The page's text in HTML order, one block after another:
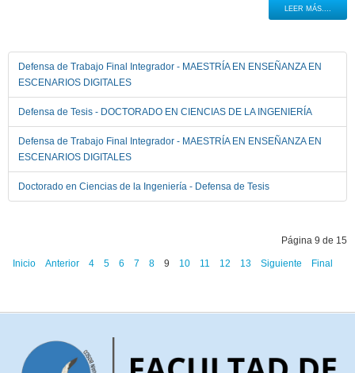
LEER MÁS....
Defensa de Trabajo Final Integrador - MAESTRÍA EN ENSEÑANZA EN
ESCENARIOS DIGITALES
Defensa de Tesis - DOCTORADO EN CIENCIAS DE LA INGENIERÍA
Defensa de Trabajo Final Integrador - MAESTRÍA EN ENSEÑANZA EN
ESCENARIOS DIGITALES
Doctorado en Ciencias de la Ingeniería - Defensa de Tesis
Página 9 de 15
Inicio Anterior 4 5 6 7 8 9 10 11 12 13 Siguiente Final